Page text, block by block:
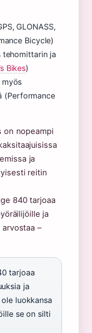
GLONASS,
Bicycle)
tehomittarin ja
Bikes)
(Performance
on nopeampi
ja
reitin
840 tarjoaa
ja
–
tarjoaa
ja
luokkansa
se on silti